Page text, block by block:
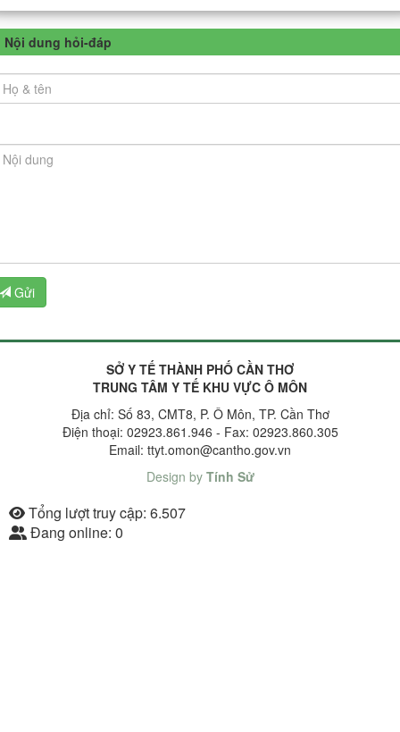
Nội dung hỏi-đáp
Gửi
SỞ Y TẾ THÀNH PHỐ CẦN THƠ
TRUNG TÂM Y TẾ KHU VỰC Ô MÔN
Địa chỉ: Số 83, CMT8, P. Ô Môn, TP. Cần Thơ
Điện thoại: 02923.861.946 - Fax: 02923.860.305
Email: ttyt.omon@cantho.gov.vn
Design by Tính Sử
Tổng lượt truy cập: 6.507
Đang online: 0